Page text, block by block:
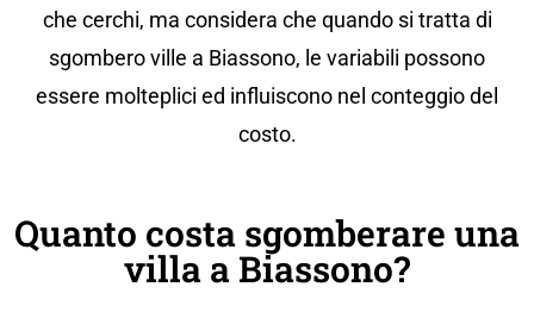
che cerchi, ma considera che quando si tratta di
sgombero ville a Biassono, le variabili possono
essere molteplici ed influiscono nel conteggio del
costo.
Quanto costa sgomberare una
villa a Biassono?